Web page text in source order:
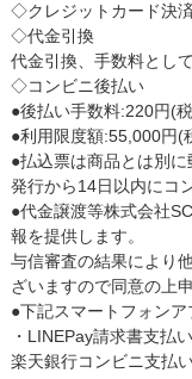
◇クレジットカード決
◇代金引換
代金引換、手数料とし
◇コンビニ後払い
●後払い手数料:220円(
●利用限度額:55,000円(
●払込票は商品とは別に
発行から14日以内にコ
●代金譲渡等株式会社
報を提供します。
与信審査の結果により
ざいますので同意の上
●下記スマートフォンア
・LINEPay請求書支払い
楽天銀行コンビニ支払